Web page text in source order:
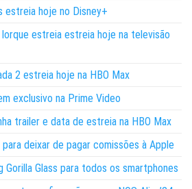
estreia hoje no Disney+
estreia estreia hoje na televisão
2 estreia hoje na HBO Max
exclusivo na Prime Video
trailer e data de estreia na HBO Max
deixar de pagar comissões à Apple
Gorilla Glass para todos os smartphones